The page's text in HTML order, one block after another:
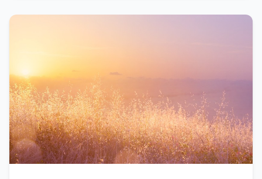
け 彼らを乾いて荒廃した地に追
西の海に。 その臭気が立ちこめ
悪臭が立ちこめる。」 主は偉大
な業を成し遂げられた。
り 消す者はいないであろう。
あなたに立ち向かう――主の仰せ。
『誰が我々のところに下って来
よう。 誰が我々の隠れ家に入れ
よう』と言う者よ。 私はあなた
がたの業が結ぶ実に従って あな
たがたを罰する――主の仰せ。 私は
神、主を捨て、主の道を歩まな
かった。 アモンの家臣たちは謀
反を起こし、宮殿で王を殺害し
た。 しかし、国の民はアモン王
に謀反を起こした者をすべて打